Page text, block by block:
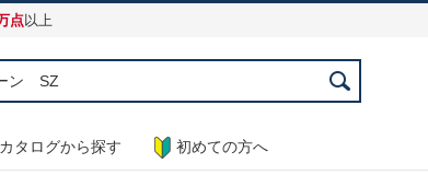
点以上
カタログから探す 初めての方へ